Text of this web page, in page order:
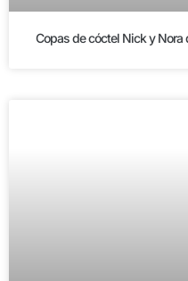
Copas de cóctel Nick y Nora